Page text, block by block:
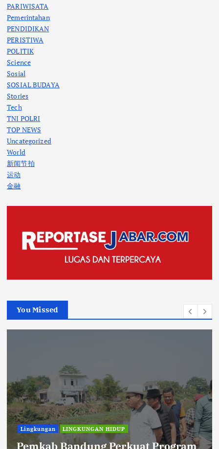
PARIWISATA
Pemerintahan
PENDIDIKAN
PERISTIWA
POLITIK
Science
Sosial
SOSIAL BUDAYA
Stories
Tech
TNI POLRI
TOP NEWS
Uncategorized
World
新闻节拍
运动
金融
You Missed
Lingkungan LINGKUNGAN HIDUP
Pemkab Bandung Perkuat Program